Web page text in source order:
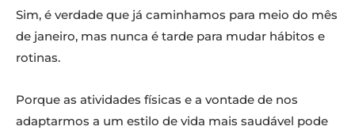
Sim, é verdade que já caminhamos para meio do mês
de janeiro, mas nunca é tarde para mudar hábitos e
rotinas.
Porque as atividades físicas e a vontade de nos
adaptarmos a um estilo de vida mais saudável pode